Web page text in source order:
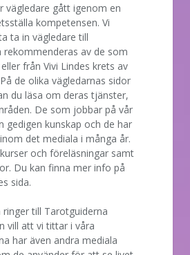
vägledare gått igenom en
kompetensen. Vi
ta in vägledare till
av de som
från Vivi Lindes krets av
de olika vägledarnas sidor
du läsa om deras tjänster,
De som jobbar på vår
gedigen kunskap och de har
det mediala i många år.
och föreläsningar samt
Du kan finna mer info på
sida.
till Tarotguiderna
vill att vi tittar i våra
har även andra mediala